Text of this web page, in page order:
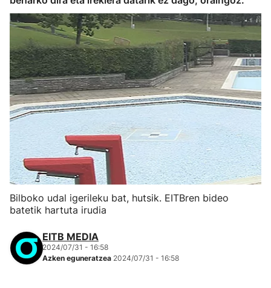
Bilboko udal igerileku bat, hutsik. EITBren bideo
batetik hartuta irudia
EITB MEDIA
2024/07/31 - 16:58
Azken eguneratzea 2024/07/31 - 16:58